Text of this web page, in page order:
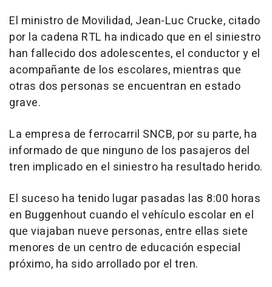
El ministro de Movilidad, Jean-Luc Crucke, citado
por la cadena RTL ha indicado que en el siniestro
han fallecido dos adolescentes, el conductor y el
acompañante de los escolares, mientras que
otras dos personas se encuentran en estado
grave.
La empresa de ferrocarril SNCB, por su parte, ha
informado de que ninguno de los pasajeros del
tren implicado en el siniestro ha resultado herido.
El suceso ha tenido lugar pasadas las 8:00 horas
en Buggenhout cuando el vehículo escolar en el
que viajaban nueve personas, entre ellas siete
menores de un centro de educación especial
próximo, ha sido arrollado por el tren.